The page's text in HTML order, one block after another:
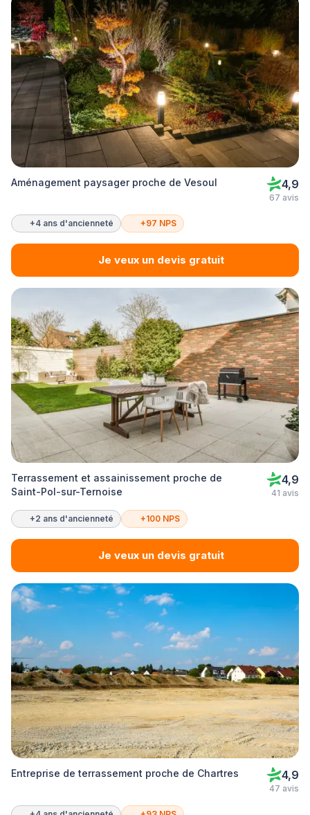
Aménagement paysager proche de Vesoul 4,9
67 avis
+4 ans d'ancienneté +97 NPS
Je veux un devis gratuit
Terrassement et assainissement proche de
Saint-Pol-sur-Ternoise
4,9
41 avis
+2 ans d'ancienneté +100 NPS
Je veux un devis gratuit
Entreprise de terrassement proche de Chartres 4,9
47 avis